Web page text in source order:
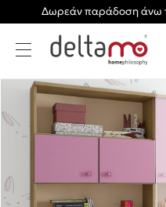
Δωρεάν παράδοση άνω